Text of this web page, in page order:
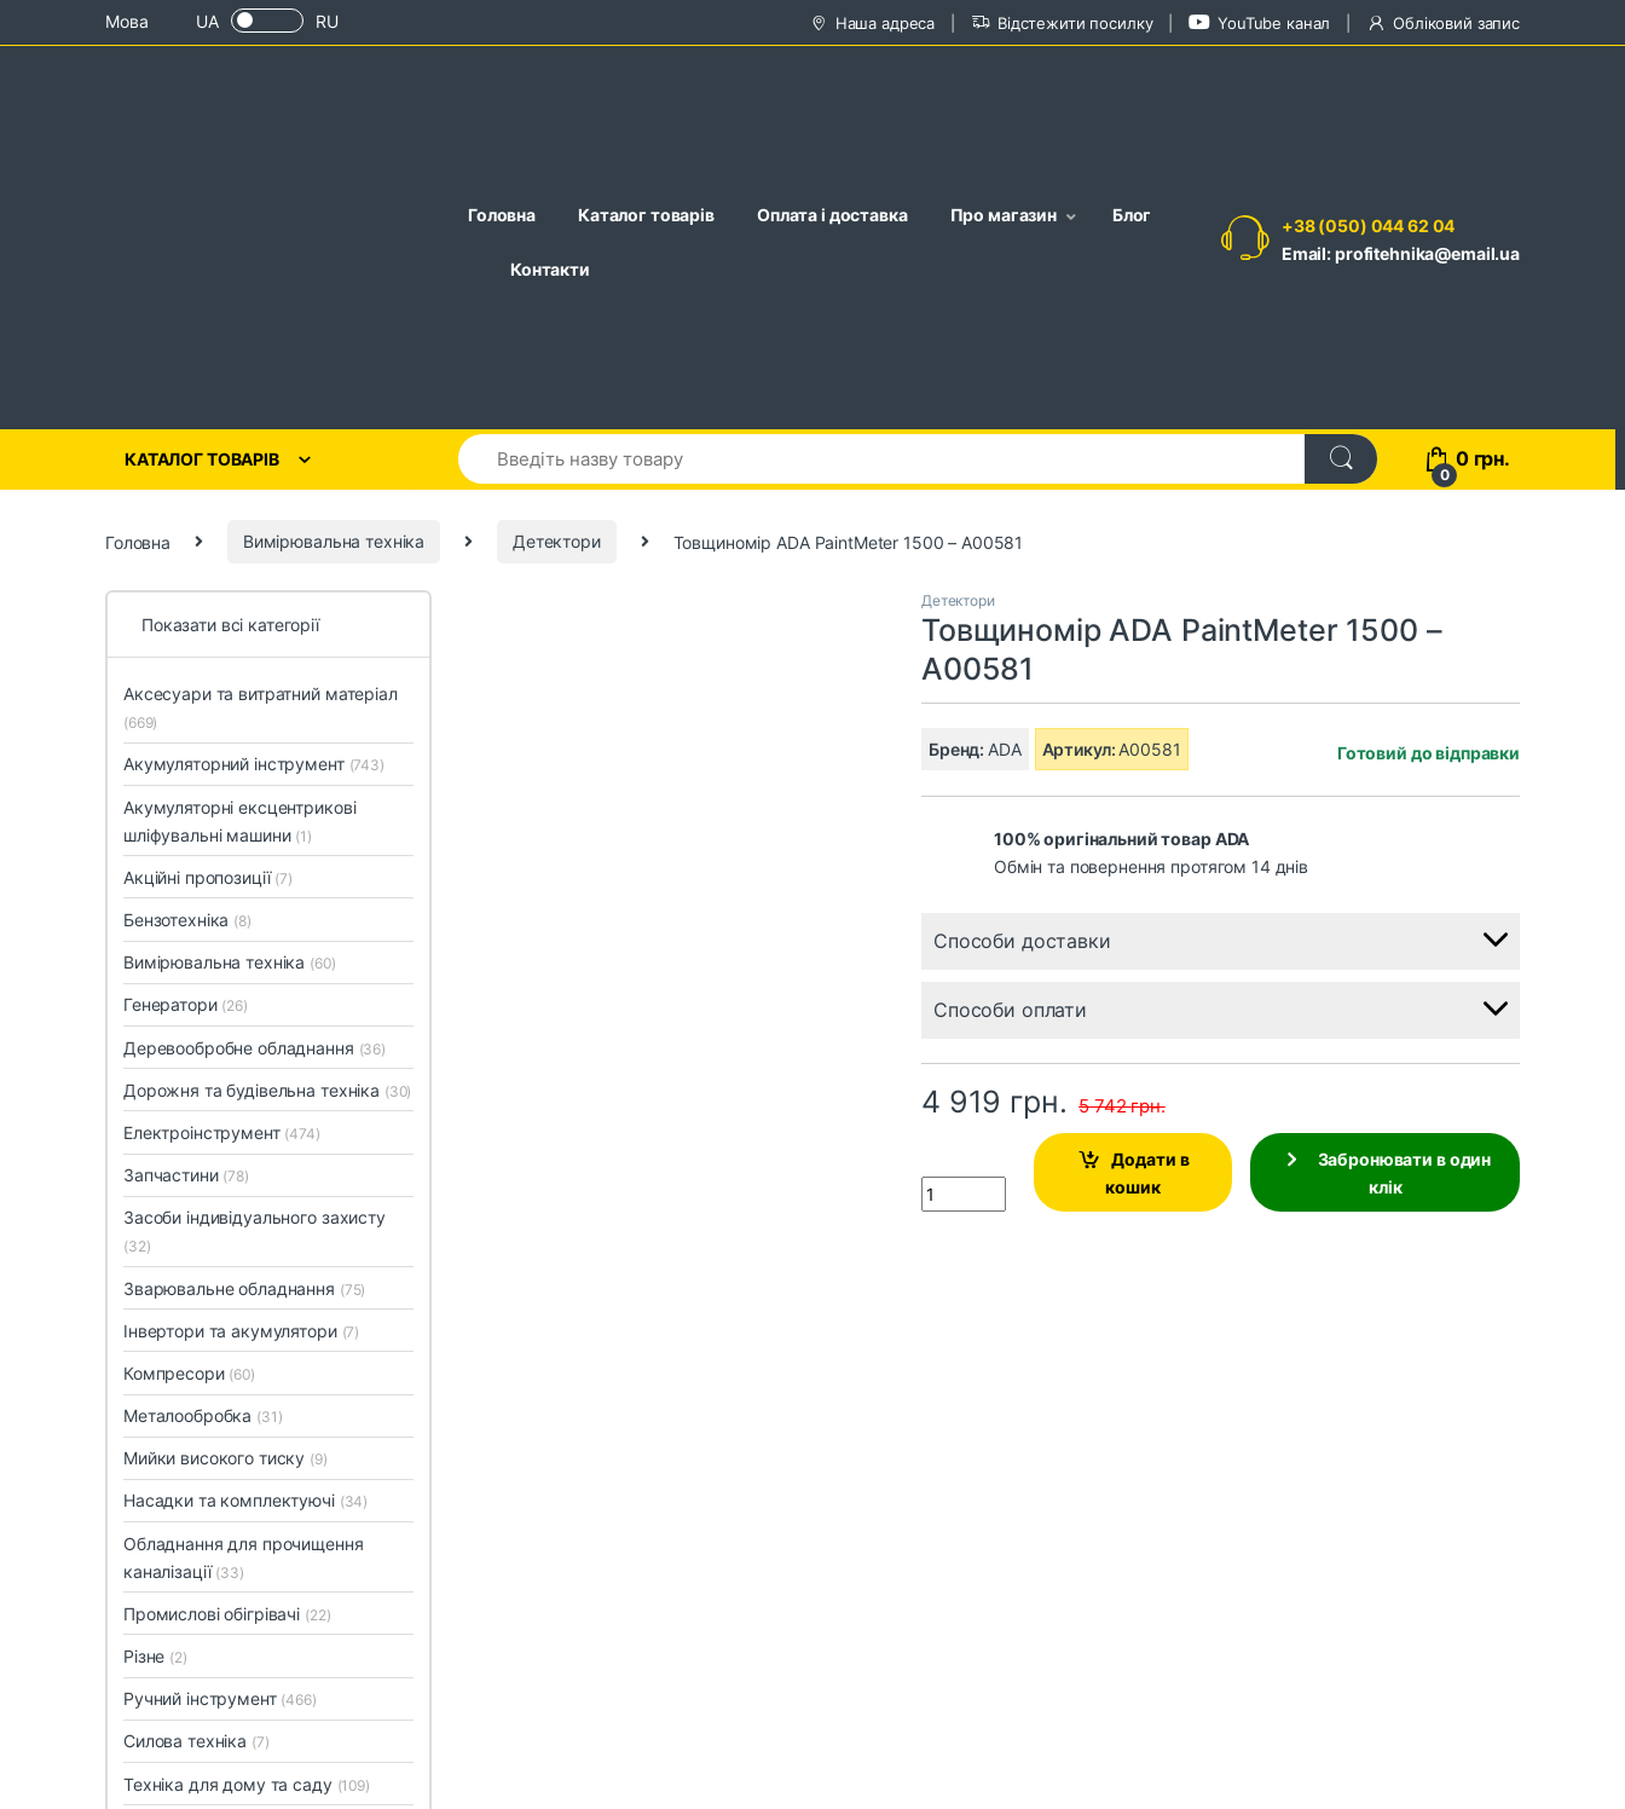
Skip to navigation
Skip to contentМова UA RU Наша адреса Відстежити посилку YouTube канал Обліковий запис
Головна Каталог товарів Оплата і доставка Про магазин Блог
Контакти
+38 (050) 044 62 04
Email: profitehnika@email.ua
КАТАЛОГ ТОВАРІВ
0
0 грн.
Головна Вимірювальна техніка Детектори Товщиномір ADA PaintMeter 1500 – A00581
Детектори
Товщиномір ADA PaintMeter 1500 –
A00581
Бренд: ADA Артикул: A00581 Готовий до відправки
100% оригінальний товар ADA
Обмін та повернення протягом 14 днів
Способи доставки
Способи оплати
4 919 грн. 5 742грн.
Quantity
Додати в
кошик
Забронювати в один
клік
Показати всі категорії
Аксесуари та витратний матеріал
(669)
Акумуляторний інструмент (743)
Акумуляторні ексцентрикові
шліфувальні машини (1)
Акційні пропозиції (7)
Бензотехніка (8)
Вимірювальна техніка (60)
Генератори (26)
Деревообробне обладнання (36)
Дорожня та будівельна техніка (30)
Електроінструмент (474)
Запчастини (78)
Засоби індивідуального захисту
(32)
Зварювальне обладнання (75)
Інвертори та акумулятори (7)
Компресори (60)
Металообробка (31)
Мийки високого тиску (9)
Насадки та комплектуючі (34)
Обладнання для прочищення
каналізації (33)
Промислові обігрівачі (22)
Різне (2)
Ручний інструмент (466)
Силова техніка (7)
Техніка для дому та саду (109)